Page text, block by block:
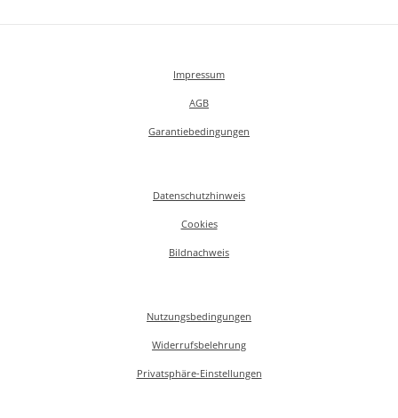
Impressum
AGB
Garantiebedingungen
Datenschutzhinweis
Cookies
Bildnachweis
Nutzungsbedingungen
Widerrufsbelehrung
Privatsphäre-Einstellungen